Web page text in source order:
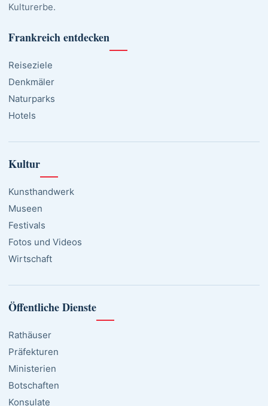
Kulturerbe.
Frankreich entdecken
Reiseziele
Denkmäler
Naturparks
Hotels
Kultur
Kunsthandwerk
Museen
Festivals
Fotos und Videos
Wirtschaft
Öffentliche Dienste
Rathäuser
Präfekturen
Ministerien
Botschaften
Konsulate